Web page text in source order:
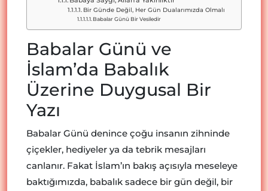
Bir Günde Değil, Her Gün Dualarımızda Olmalı
Babalar Günü Bir Vesiledir
Babalar Günü ve
İslam’da Babalık
Üzerine Duygusal Bir
Yazı
Babalar Günü denince çoğu insanın zihninde
çiçekler, hediyeler ya da tebrik mesajları
canlanır. Fakat İslam’ın bakış açısıyla meseleye
baktığımızda, babalık sadece bir gün değil, bir